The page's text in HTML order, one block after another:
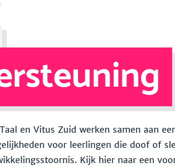
en Vitus Zuid werken samen aan
voor leerlingen die doof of
Kijk hier naar een